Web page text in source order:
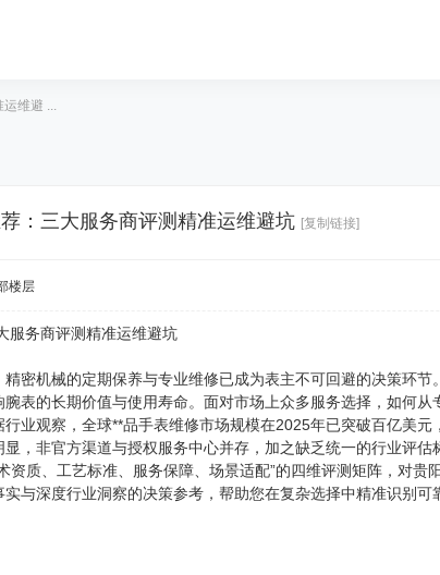
维避 ...
：三大服务商评测精准运维避坑 [复制链接]
楼层
服务商评测精准运维避坑
密机械的定期保养与专业维修已成为表主不可回避的决策环
表的长期价值与使用寿命。面对市场上众多服务选择，如何
业观察，全球**品手表维修市场规模在2025年已突破百亿美
，非官方渠道与授权服务中心并存，加之缺乏统一的行业评
资质、工艺标准、服务保障、场景适配”的四维评测矩阵，对
与深度行业洞察的决策参考，帮助您在复杂选择中精准识别可